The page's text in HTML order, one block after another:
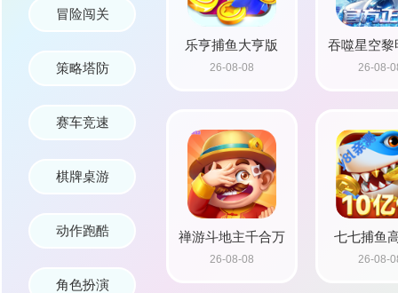
冒险闯关
策略塔防
赛车竞速
棋牌桌游
动作跑酷
角色扮演
乐亨捕鱼大亨版
26-08-08
吞噬星空黎
折送满
26-08-
禅游斗地主千合万
象版本下载2026
26-08-08
七七捕鱼
26-08-